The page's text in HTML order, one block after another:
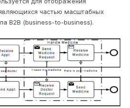
частью масштабных
B2B (business-to-business).